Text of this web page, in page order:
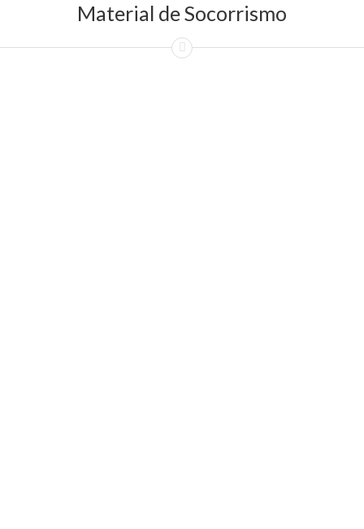
Material de Socorrismo